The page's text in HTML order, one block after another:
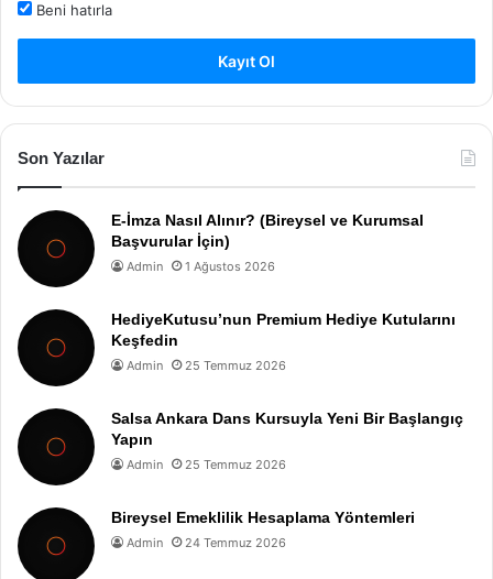
Beni hatırla
Kayıt Ol
Son Yazılar
E-İmza Nasıl Alınır? (Bireysel ve Kurumsal
Başvurular İçin)
Admin 1 Ağustos 2026
HediyeKutusu’nun Premium Hediye Kutularını
Keşfedin
Admin 25 Temmuz 2026
Salsa Ankara Dans Kursuyla Yeni Bir Başlangıç
Yapın
Admin 25 Temmuz 2026
Bireysel Emeklilik Hesaplama Yöntemleri
Admin 24 Temmuz 2026